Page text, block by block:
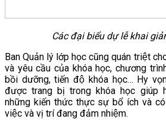
Các đại biểu dự lễ khai
Ban Quản lý lớp học cũng quán triệt
và yêu cầu của khóa học, chương
bồi dưỡng, tiến độ khóa học… Hy
được trang bị trong khóa học giúp
những kiến thức thực sự bổ ích và
việc và vị trí đang đảm nhiệm.